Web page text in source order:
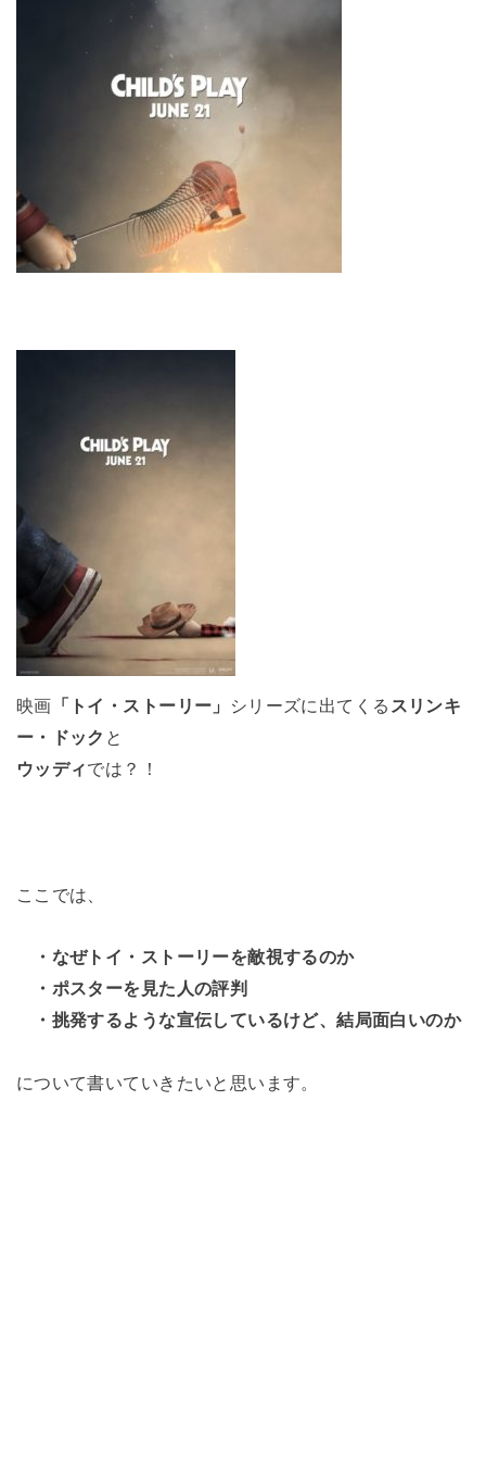
映画 「トイ・ストーリー」 シリーズに出てくる スリンキ
ー・ドック と
ウッディでは？！
ここでは、
・なぜトイ・ストーリーを敵視するのか
・ポスターを見た人の評判
・挑発するような宣伝しているけど、結局面白いのか
について書いていきたいと思います。